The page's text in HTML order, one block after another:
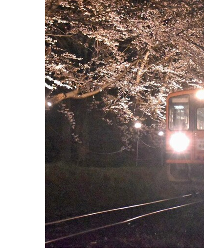
パワースポット
まつり・イベント
おみやげ・特産
道の駅・産直
アウトドア・レジャー
ご当地グルメ